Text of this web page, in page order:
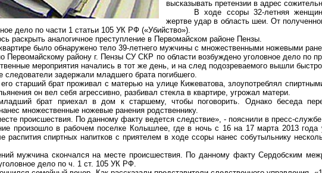
высказывать претензии в адрес
В ходе ссоры 32-летняя
жертве удар в область шеи. От
дело по части 1 статьи 105 УК РФ («Убийство»).
раскрыть аналогичное преступление в Первомайском районе Пензы.
было обнаружено тело 39-летнего мужчины с множественными ножевыми
району г. Пензы СУ СКР по области возбуждено уголовное дело по
мероприятия начались в тот же день, и на след подозреваемого вышли
следователи задержали младшего брата погибшего.
старший брат проживал с матерью на улице Кижеватова, злоупотреблял
он вел себя агрессивно, разбивал стекла в квартире, угрожал матери.
брат приехал в дом к старшему, чтобы поговорить. Однако беседа
множественные ножевые ранения родственнику.
происшествия. По данному факту ведется следствие», - пояснили в пресс-
произошло в рабочем поселке Колышлее, где в ночь с 16 на 17 марта 2013
распития спиртных напитков с приятелем в ходе ссоры нанес собутыльнику
мужчина скончался на месте происшествия. По данному факту Сердобским
дело по ч. 1 ст. 105 УК РФ.